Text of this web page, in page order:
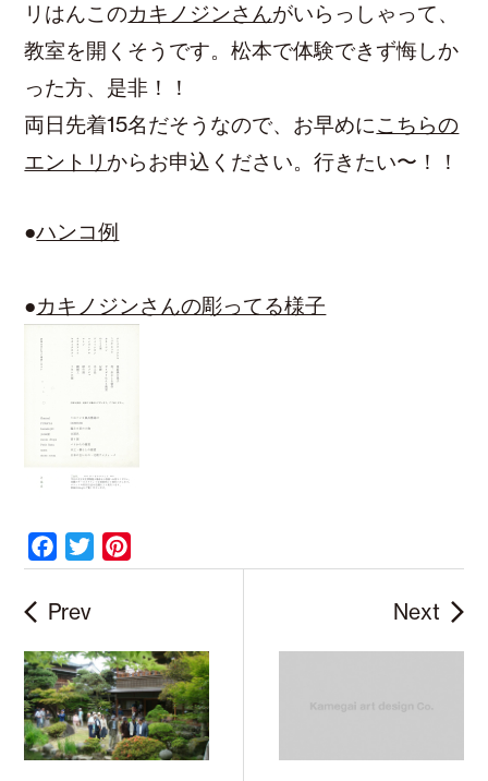
リはんこのカキノジンさんがいらっしゃって、
教室を開くそうです。松本で体験できず悔しか
った方、是非！！
両日先着15名だそうなので、お早めにこちらの
エントリ からお申込ください。行きたい〜！！
●ハンコ例
●カキノジンさんの彫ってる様子
a
c
b
o
o
k
w
t
e
r
i
e
r
e
s
Prev Next